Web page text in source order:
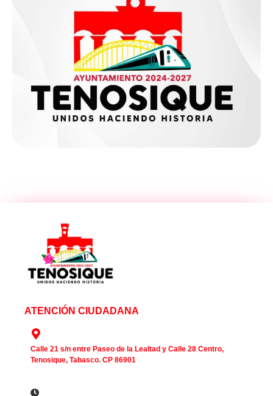
ATENCIÓN CIUDADANA
Calle 21 s/n entre Paseo de la Lealtad y Calle 28 Centro,
Tenosique, Tabasco. CP 86901